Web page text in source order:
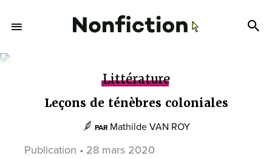
Littérature
Leçons de ténèbres coloniales
PAR Mathilde VAN ROY
Publication • 28 mars 2020